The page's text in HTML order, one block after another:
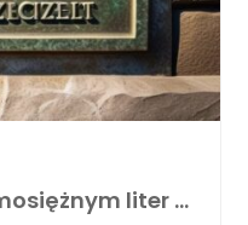
liter …